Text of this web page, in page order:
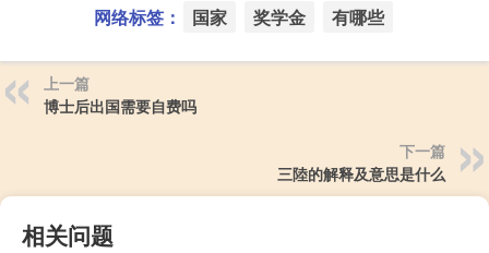
网络标签： 国家 奖学金 有哪些
上一篇
博士后出国需要自费吗
下一篇
三陸的解释及意思是什么
相关问题